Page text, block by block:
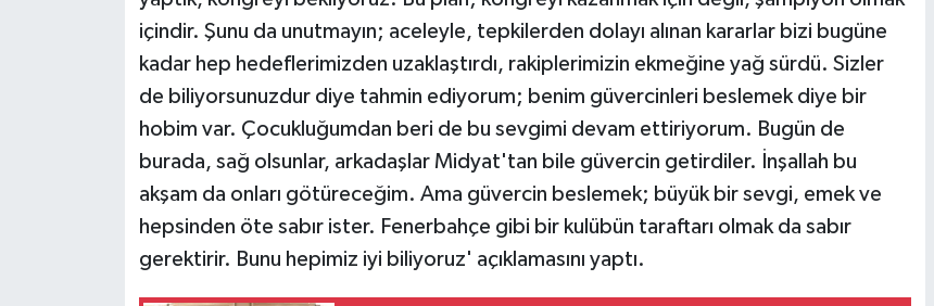
içindir. Şunu da unutmayın; aceleyle, tepkilerden dolayı alınan kararlar bizi bugüne
kadar hep hedeflerimizden uzaklaştırdı, rakiplerimizin ekmeğine yağ sürdü. Sizler
de biliyorsunuzdur diye tahmin ediyorum; benim güvercinleri beslemek diye bir
hobim var. Çocukluğumdan beri de bu sevgimi devam ettiriyorum. Bugün de
burada, sağ olsunlar, arkadaşlar Midyat'tan bile güvercin getirdiler. İnşallah bu
akşam da onları götüreceğim. Ama güvercin beslemek; büyük bir sevgi, emek ve
hepsinden öte sabır ister. Fenerbahçe gibi bir kulübün taraftarı olmak da sabır
gerektirir. Bunu hepimiz iyi biliyoruz' açıklamasını yaptı.